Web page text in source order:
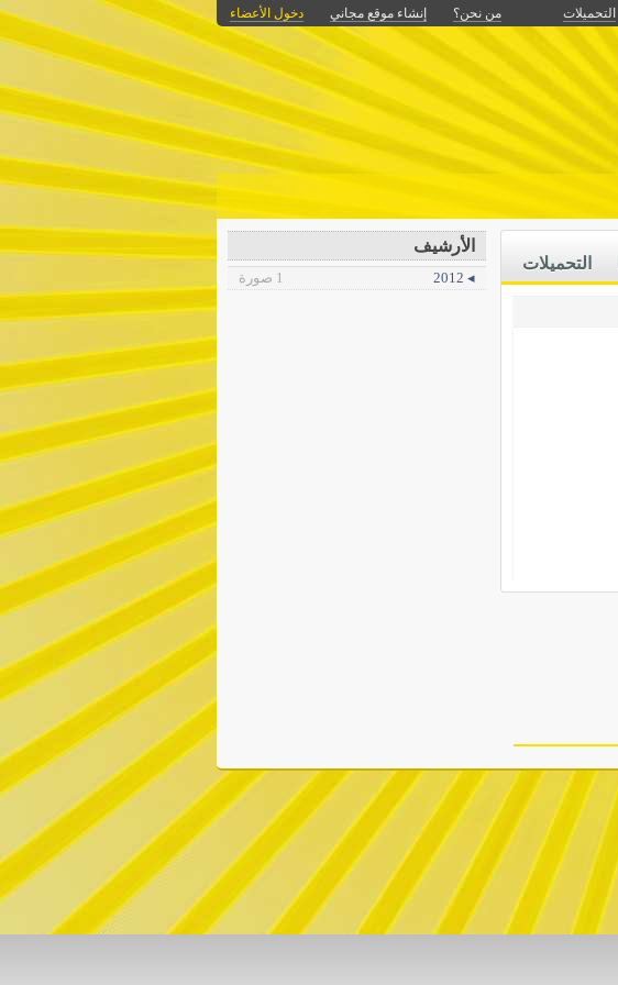
التحميلات من نحن؟ إنشاء موقع مجاني دخول الأعضاء
التحميلات
الأرشيف
◂ 2012 1 صورة